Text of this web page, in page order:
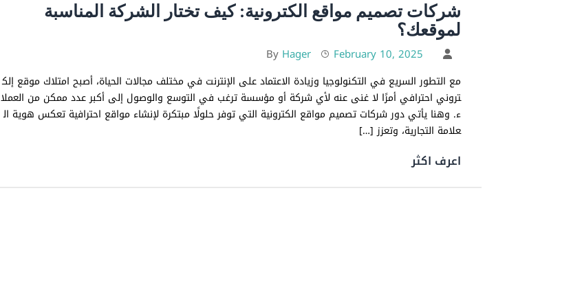
شركات تصميم مواقع الكترونية: كيف تختار الشركة المناسبة
لموقعك؟
Hager February 10, 2025
مع التطور السريع في التكنولوجيا وزيادة الاعتماد على الإنترنت في مختلف مجالات الحياة، أصبح امتلاك موقع إلك
تروني احترافي أمرًا لا غنى عنه لأي شركة أو مؤسسة ترغب في التوسع والوصول إلى أكبر عدد ممكن من العملا
ء. وهنا يأتي دور شركات تصميم مواقع الكترونية التي توفر حلولًا مبتكرة لإنشاء مواقع احترافية تعكس هوية ال
علامة التجارية، وتعزز […]
اعرف اكثر